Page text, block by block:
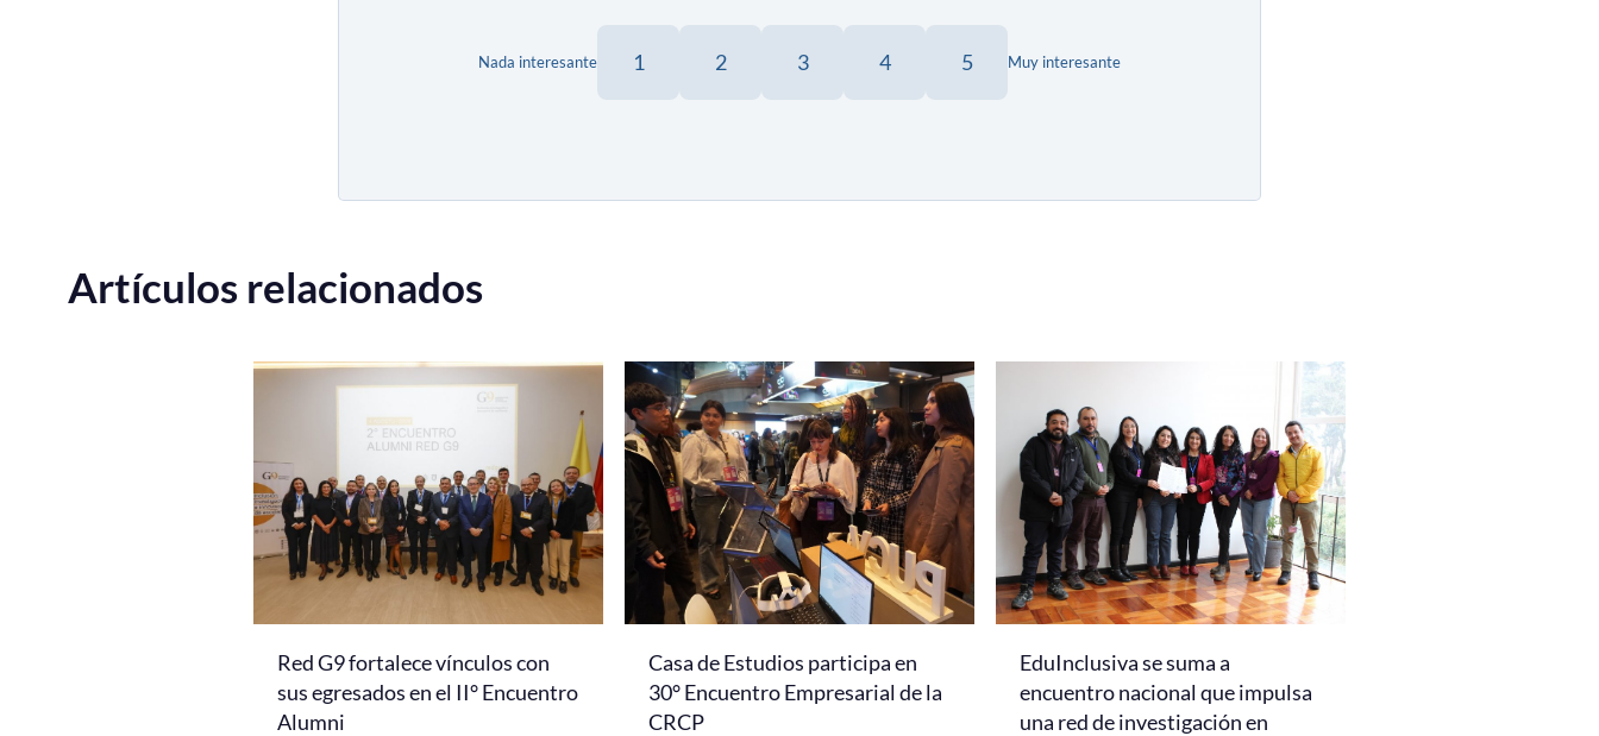
Nada interesante 1 2 3 4 5 Muy interesante
Artículos relacionados
Red G9 fortalece vínculos con
sus egresados en el II° Encuentro
Alumni
Casa de Estudios participa en
30° Encuentro Empresarial de la
CRCP
EduInclusiva se suma a
encuentro nacional que impulsa
una red de investigación en